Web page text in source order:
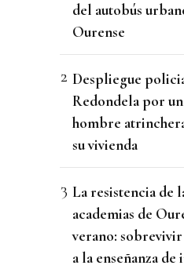
del autobús
Ourense
Despliegue
Redondela por un
hombre
su vivienda
La resistencia de
academias de
verano:
a la enseñanza de